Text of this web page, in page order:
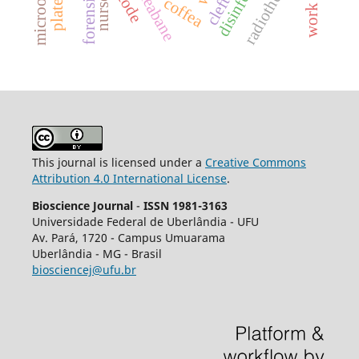
coffea
nurses
This journal is licensed under a Creative Commons
Attribution 4.0 International License.
Bioscience Journal - ISSN 1981-3163
Universidade Federal de Uberlândia - UFU
Av. Pará, 1720 - Campus Umuarama
Uberlândia - MG - Brasil
biosciencej@ufu.br